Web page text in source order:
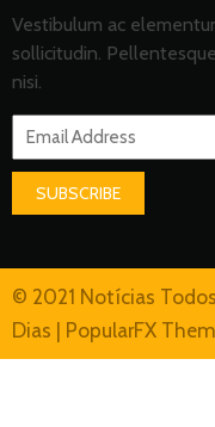
Vestibulum ac
sollicitudin.
nisi.
SUBSCRIBE
© 2021 Notícias
Dias | PopularFX